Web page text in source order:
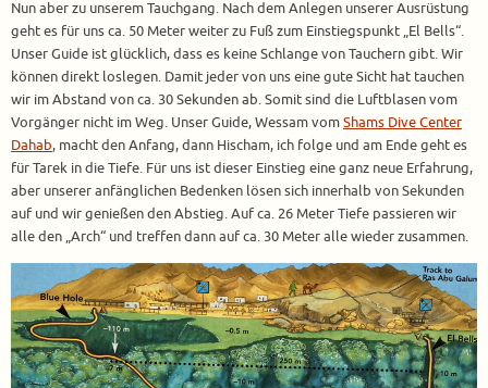
Nun aber zu unserem Tauchgang. Nach dem Anlegen unserer Ausrüstung
geht es für uns ca. 50 Meter weiter zu Fuß zum Einstiegspunkt „El Bells“.
Unser Guide ist glücklich, dass es keine Schlange von Tauchern gibt. Wir
können direkt loslegen. Damit jeder von uns eine gute Sicht hat tauchen
wir im Abstand von ca. 30 Sekunden ab. Somit sind die Luftblasen vom
Vorgänger nicht im Weg. Unser Guide, Wessam vomShams Dive Center
Dahab, macht den Anfang, dann Hischam, ich folge und am Ende geht es
für Tarek in die Tiefe. Für uns ist dieser Einstieg eine ganz neue Erfahrung,
aber unserer anfänglichen Bedenken lösen sich innerhalb von Sekunden
auf und wir genießen den Abstieg. Auf ca. 26 Meter Tiefe passieren wir
alle den „Arch“ und treffen dann auf ca. 30 Meter alle wieder zusammen.